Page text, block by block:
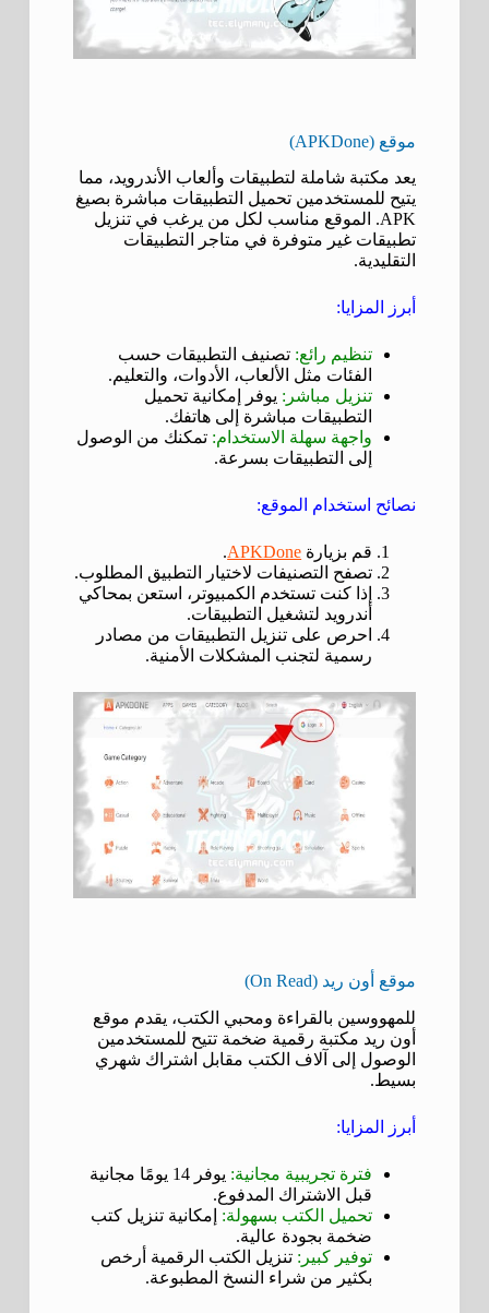
موقع (APKDone)
يعد مكتبة شاملة لتطبيقات وألعاب الأندرويد، مما
يتيح للمستخدمين تحميل التطبيقات مباشرة بصيغ
APK. الموقع مناسب لكل من يرغب في تنزيل
تطبيقات غير متوفرة في متاجر التطبيقات
التقليدية.
أبرز المزايا:
تنظيم رائع: تصنيف التطبيقات حسب
الفئات مثل الألعاب، الأدوات، والتعليم.
تنزيل مباشر: يوفر إمكانية تحميل
التطبيقات مباشرة إلى هاتفك.
واجهة سهلة الاستخدام: تمكنك من الوصول
إلى التطبيقات بسرعة.
نصائح استخدام الموقع:
قم بزيارة APKDone
.
تصفح التصنيفات لاختيار التطبيق المطلوب.
إذا كنت تستخدم الكمبيوتر، استعن بمحاكي
أندرويد لتشغيل التطبيقات.
احرص على تنزيل التطبيقات من مصادر
رسمية لتجنب المشكلات الأمنية.
موقع أون ريد (On Read)
للمهووسين بالقراءة ومحبي الكتب، يقدم موقع
أون ريد مكتبة رقمية ضخمة تتيح للمستخدمين
الوصول إلى آلاف الكتب مقابل اشتراك شهري
بسيط.
أبرز المزايا:
فترة تجريبية مجانية:
يوفر 14 يومًا مجانية
قبل الاشتراك المدفوع.
تحميل الكتب بسهولة: إمكانية تنزيل كتب
ضخمة بجودة عالية.
توفير كبير: تنزيل الكتب الرقمية أرخص
بكثير من شراء النسخ المطبوعة.